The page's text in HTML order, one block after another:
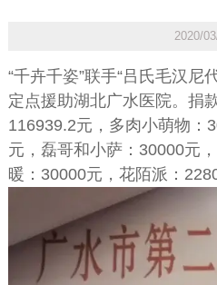
2020/
“千卉千姿”联手“吕氏毛汉尼
定点援助湖北广水医院。捐
116939.2元，多肉小萌物：
元，磊哥和小萨：30000元
暖：30000元，花陌派：